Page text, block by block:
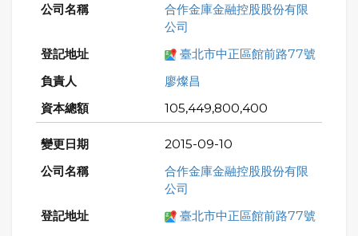
合作金庫金融控股股份有限
公司
臺北市中正區館前路77號
廖燦昌
105,449,800,400
2015-09-10
合作金庫金融控股股份有限
公司
臺北市中正區館前路77號